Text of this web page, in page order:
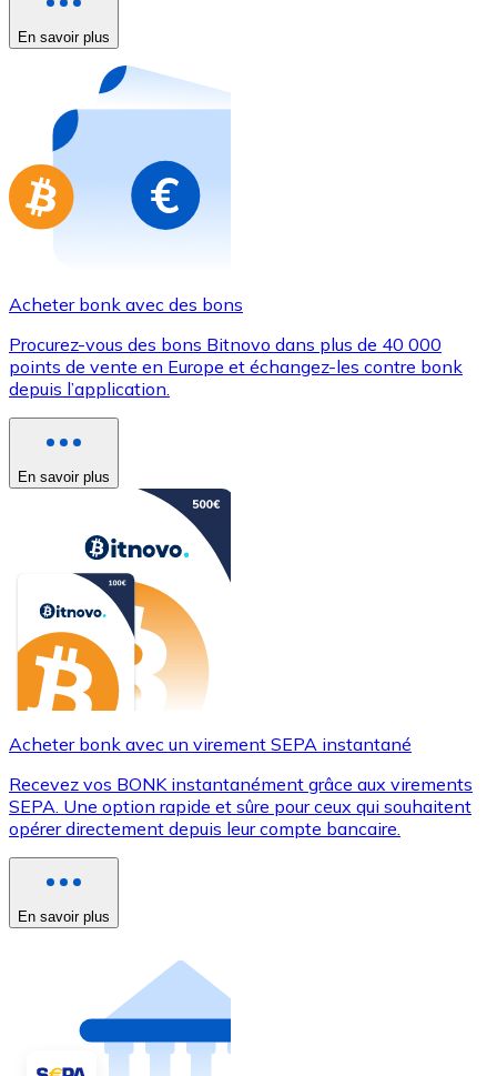
Nouveau
Achetez des cartes-cadeaux de vos marques
Aller à la boutique de cartes-cadeaux
En savoir plus
Acheter bonk avec des bons
Procurez-vous des bons Bitnovo dans plus de 40 000
points de vente en Europe et échangez-les contre bonk
depuis l’application.
En savoir plus
Acheter bonk avec un virement SEPA instantané
Recevez vos BONK instantanément grâce aux virements
SEPA. Une option rapide et sûre pour ceux qui souhaitent
opérer directement depuis leur compte bancaire.
En savoir plus